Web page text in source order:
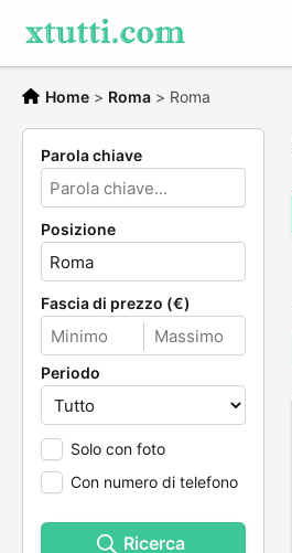
Home > Roma > Roma
Parola chiave
Posizione
Fascia di prezzo (€)
Periodo
Solo con foto
Con numero di telefono
Ricerca